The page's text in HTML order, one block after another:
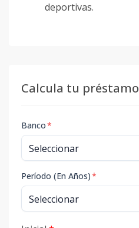
deportivas.
Calcula tu préstamo
Banco*
Período (En Años)*